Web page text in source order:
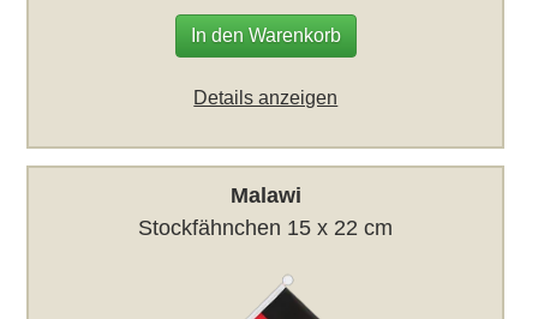
In den Warenkorb
Details anzeigen
Malawi
Stockfähnchen 15 x 22 cm